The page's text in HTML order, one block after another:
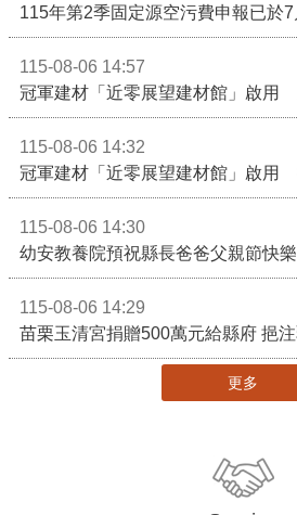
115-08-06 14:57
115-08-06 14:32
115-08-06 14:30
幼安教養院預祝縣長爸爸父親節快樂
115-08-06 14:29
更多